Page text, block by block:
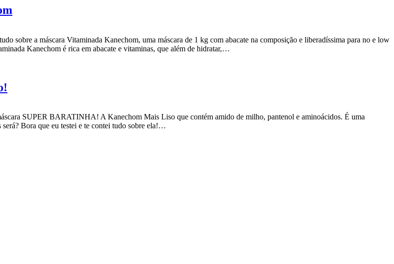
sobre a máscara Vitaminada Kanechom, uma máscara de 1 kg com abacate na composição e liberadíssima para no e low
Kanechom é rica em abacate e vitaminas, que além de hidratar,…
SUPER BARATINHA! A Kanechom Mais Liso que contém amido de milho, pantenol e aminoácidos. É uma
Bora que eu testei e te contei tudo sobre ela!…